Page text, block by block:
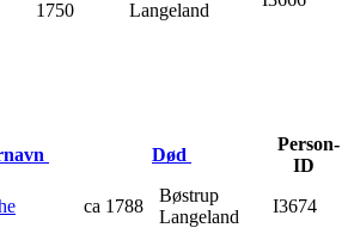
1750
Langeland
Død
Person-
ID
ca 1788
Bøstrup
Langeland
I3674